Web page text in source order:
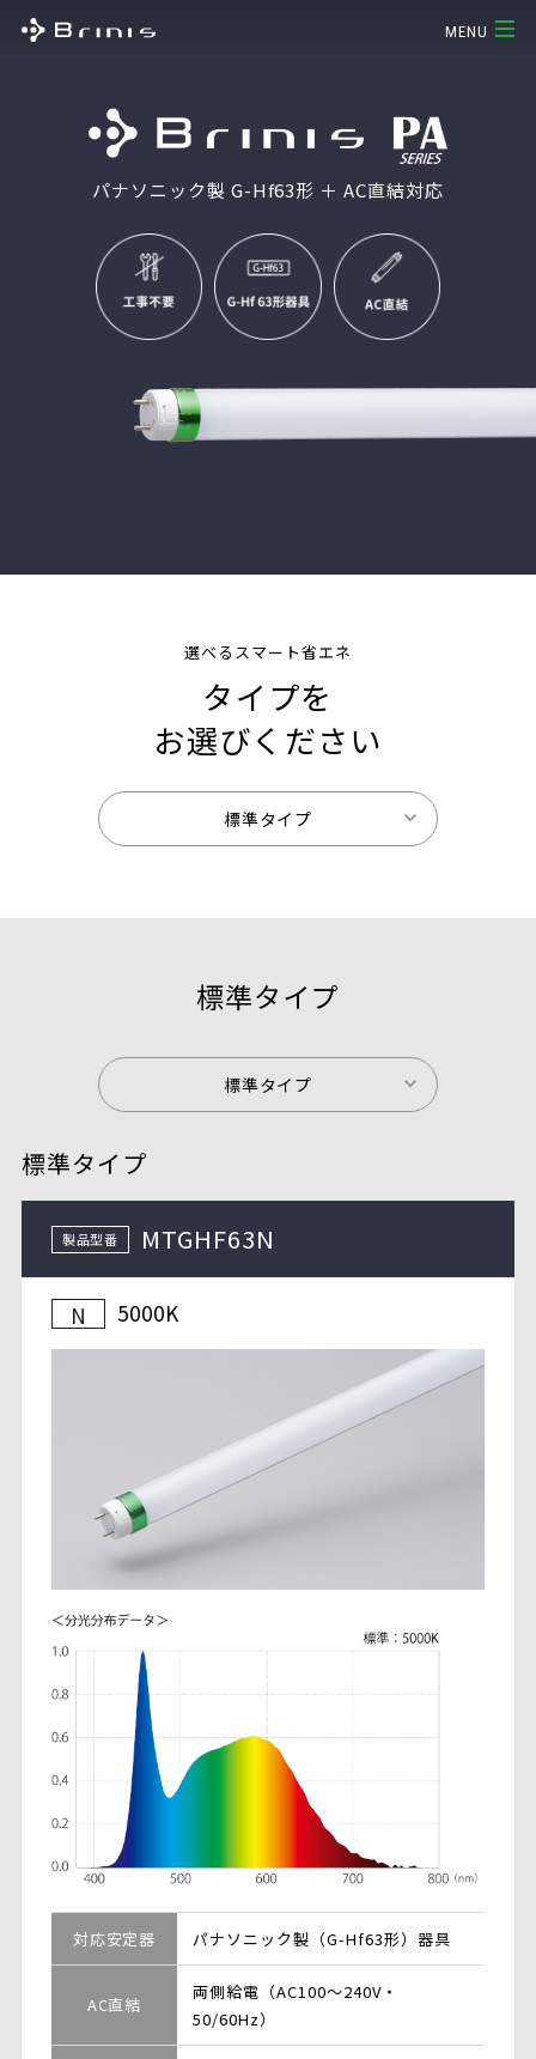
MENU
パナソニック製 G-Hf63形 ＋ AC直結対応
選べるスマート省エネ
タイプを
お選びください
標準タイプ
標準タイプ
標準タイプ
標準タイプ
製品型番 MTGHF63N
N 5000K
対応安定器 パナソニック製（G-Hf63形）器具
AC直結
両側給電（AC100～240V・
50/60Hz）